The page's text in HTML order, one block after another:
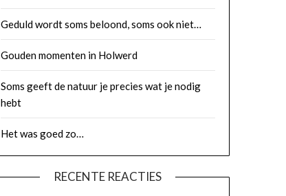
Geduld wordt soms beloond, soms ook niet…
Gouden momenten in Holwerd
Soms geeft de natuur je precies wat je nodig
hebt
Het was goed zo…
RECENTE REACTIES